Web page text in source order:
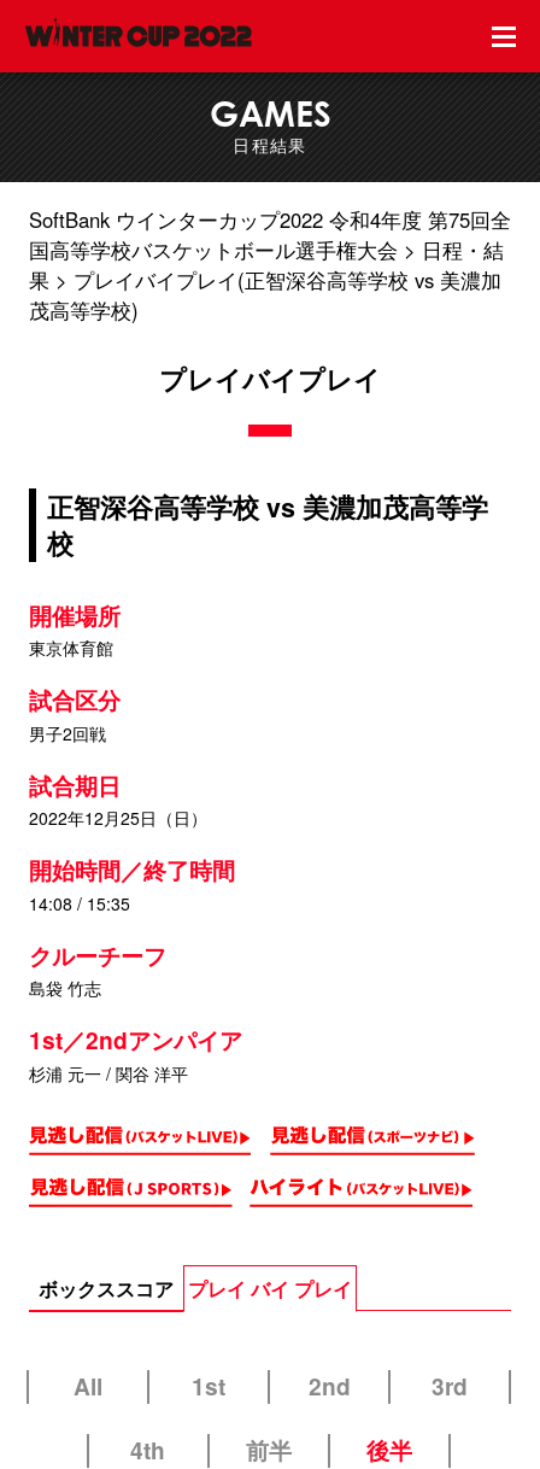
GAMES
日程結果
SoftBank ウインターカップ2022 令和4年度 第75回全
国高等学校バスケットボール選手権大会
日程・結
果
プレイバイプレイ(正智深谷高等学校 vs 美濃加
茂高等学校)
プレイバイプレイ
正智深谷高等学校 vs 美濃加茂高等学
校
開催場所
東京体育館
試合区分
男子2回戦
試合期日
2022年12月25日（日）
開始時間／終了時間
14:08 / 15:35
クルーチーフ
島袋 竹志
1st／2ndアンパイア
杉浦 元一 / 関谷 洋平
ボックススコア プレイ バイ プレイ
All 1st 2nd
3rd
4th
前半 後半